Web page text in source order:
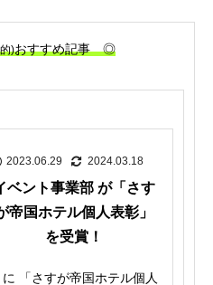
)おすすめ記事 ◎
2023.06.29 2024.03.18
ベント事業部 が「さす
帝国ホテル個人表彰」
を受賞！
「さすが帝国ホテル個人